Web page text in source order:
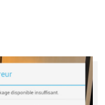
vidéo pour votre téléphone
sélectionné